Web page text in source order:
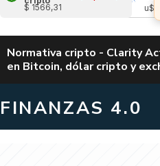
$ 1566,31
1,03
u$s
Normativa cripto - Clarity
en Bitcoin, dólar cripto y
FINANZAS 4.0